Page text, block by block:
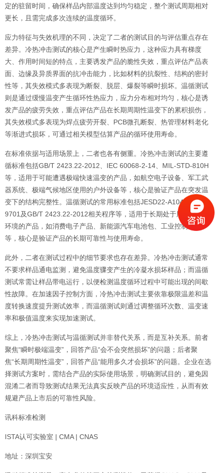
定的驻留时间，确保样品内部温度达到均匀稳定，整个测试周期相对
更长，且需完成多次连续的温度循环。
应力特征与失效机理的不同，决定了二者的测试目的与评估重点存在
差异。冷热冲击测试的核心是产生瞬时热应力，这种应力具有梯度
大、作用时间短的特点，主要诱发产品的脆性失效，重点评估产品表
面、边缘及异质界面的抗冲击能力，比如材料的抗裂性、结构的密封
性等，其失效模式多表现为断裂、脱层、爆裂等瞬时损坏。温循测试
则是通过缓慢温变产生循环性热应力，应力分布相对均匀，核心是诱
发产品的疲劳失效，重点评估产品在长期周期性温变下的累积损伤，
其失效模式多表现为焊点疲劳开裂、PCB微孔断裂、热管理材料老化
等渐进式损坏，可通过相关模型估算产品的循环使用寿命。
在标准依据与适用场景上，二者也各有侧重。冷热冲击测试的主要遵
循标准包括GB/T 2423.22-2012、IEC 60068-2-14、MIL-STD-810H
等，适用于可能遭遇极端快速温变的产品，如航空电子设备、军工武
器系统、极端气候地区使用的户外设备等，核心是验证产品在突发温
变下的结构完整性。温循测试的常用标准包括JESD22-A104、IPC-
9701及GB/T 2423.22-2012相关程序等，适用于长期处于周期性温变
环境的产品，如消费电子产品、新能源汽车电池包、工业控制系统
等，核心是验证产品的长期可靠性与使用寿命。
此外，二者在测试过程中的细节要求也存在差异。冷热冲击测试通常
不要求样品通电监测，避免温度骤变产生的冷凝水损坏样品；而温循
测试常需让样品带电运行，以便检测温度循环过程中可能出现的间歇
性故障。在加速因子控制方面，冷热冲击测试主要依靠极限温差和温
度转换速度提升测试效率，而温循测试则通过调整循环次数、温变速
率和极值温度来实现加速测试。
综上，冷热冲击测试与温循测试并非替代关系，而是互补关系。前者
聚焦“瞬时极端温变”，回答产品“会不会突然损坏”的问题；后者聚
焦“长期周期性温变”，回答产品“能用多久才会损坏”的问题。企业在选
择测试方案时，需结合产品的实际使用场景，明确测试目的，避免因
混淆二者而导致测试结果无法真实反映产品的环境适应性，从而有效
规避产品上市后的可靠性风险。
讯科标准检测
ISTA认可实验室 | CMA | CNAS
地址：深圳宝安